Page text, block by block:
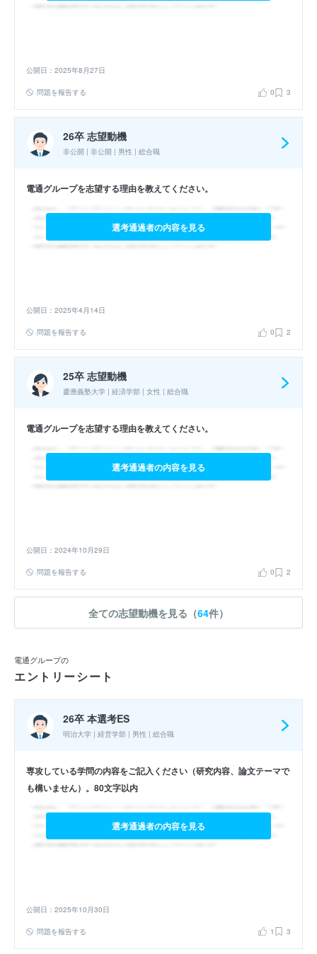
公開日：2025年8月27日
問題を報告する 0 3
26卒 志望動機
非公開 | 非公開 | 男性 | 総合職
電通グループを志望する理由を教えてください。
選考通過者の内容を見る
公開日：2025年4月14日
問題を報告する 0 2
25卒 志望動機
慶應義塾大学 | 経済学部 | 女性 | 総合職
電通グループを志望する理由を教えてください。
選考通過者の内容を見る
公開日：2024年10月29日
問題を報告する 0 2
全ての志望動機を見る（64件）
電通グループの
エントリーシート
26卒 本選考ES
明治大学 | 経営学部 | 男性 | 総合職
専攻している学問の内容をご記入ください（研究内容、論文テーマで
も構いません）。80文字以内
選考通過者の内容を見る
公開日：2025年10月30日
問題を報告する 1 3